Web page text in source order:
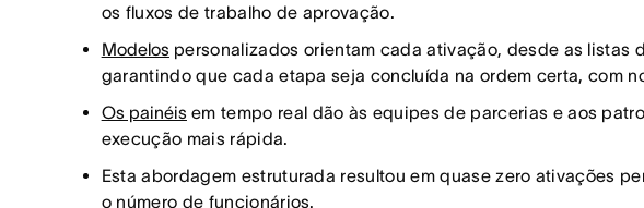
os fluxos de trabalho de aprovação.
Modelos personalizados orientam cada ativação, desde as listas
garantindo que cada etapa seja concluída na ordem certa, com
Os painéis em tempo real dão às equipes de parcerias e aos
execução mais rápida.
Esta abordagem estruturada resultou em quase zero ativações
o número de funcionários.